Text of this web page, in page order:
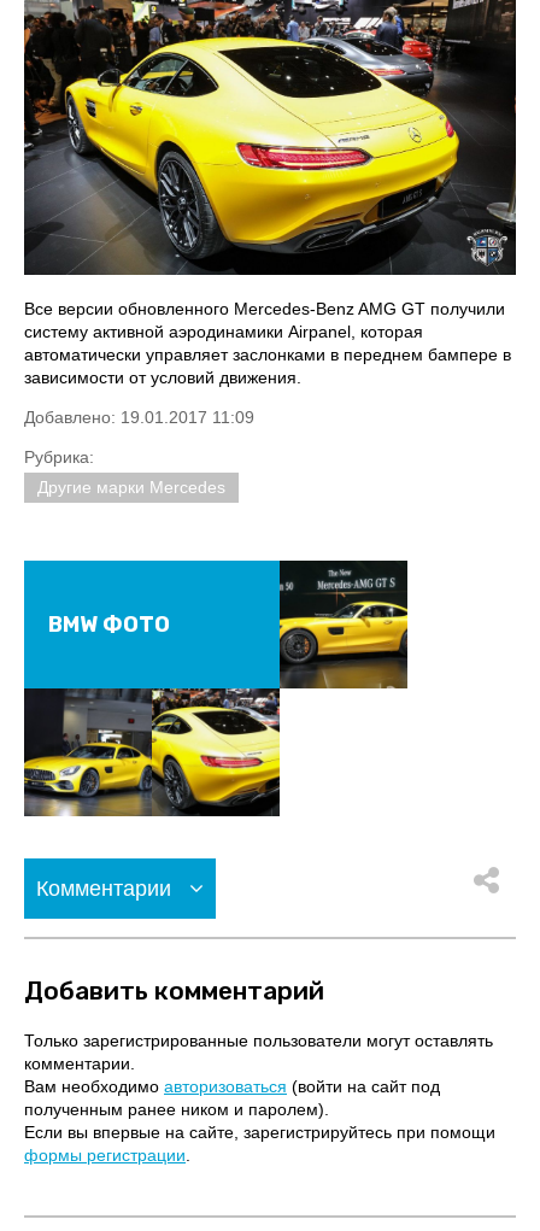
Все версии обновленного Mercedes-Benz AMG GT получили
систему активной аэродинамики Airpanel, которая
автоматически управляет заслонками в переднем бампере в
зависимости от условий движения.
Добавлено: 19.01.2017 11:09
Рубрика:
Другие марки Mercedes
BMW ФОТО
Комментарии
Добавить комментарий
Только зарегистрированные пользователи могут оставлять
комментарии.
Вам необходимо авторизоваться (войти на сайт под
полученным ранее ником и паролем).
Если вы впервые на сайте, зарегистрируйтесь при помощи
формы регистрации